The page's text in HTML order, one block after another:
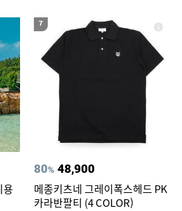
용
7
80% 48,900
메종키츠네 그레이폭스헤드 PK
카라반팔티 (4 COLOR)